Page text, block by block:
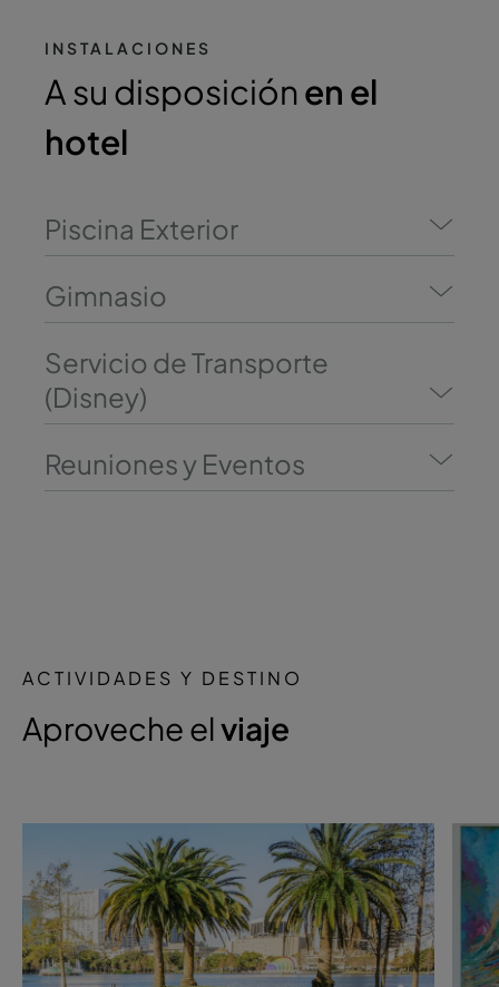
INSTALACIONES
A su disposiciónen el
hotel
Piscina Exterior
Gimnasio
Servicio de Transporte
(Disney)
Reuniones y Eventos
ACTIVIDADES Y DESTINO
Aproveche elviaje